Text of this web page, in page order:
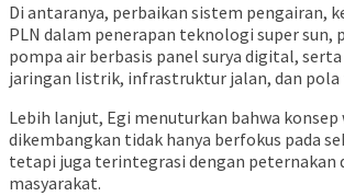
Di antaranya, perbaikan sistem pengairan,
PLN dalam penerapan teknologi super sun,
pompa air berbasis panel surya digital,
jaringan listrik, infrastruktur jalan, dan pola
Lebih lanjut, Egi menuturkan bahwa konsep
dikembangkan tidak hanya berfokus pada
tetapi juga terintegrasi dengan peternakan
masyarakat.